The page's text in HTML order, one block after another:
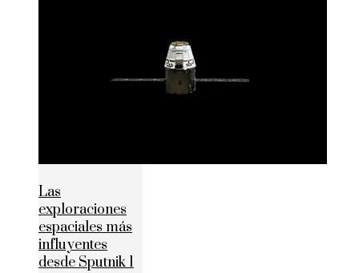
Las
exploraciones
espaciales más
influyentes
desde Sputnik 1